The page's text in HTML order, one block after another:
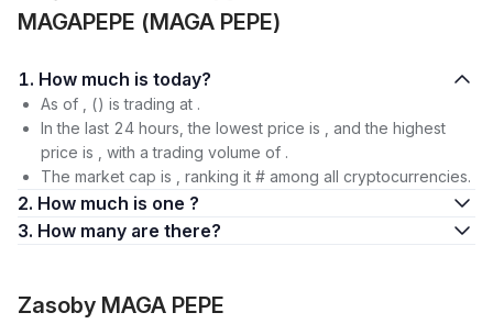
MAGAPEPE (MAGA PEPE)
1. How much is today?
As of , () is trading at .
In the last 24 hours, the lowest price is , and the highest
price is , with a trading volume of .
The market cap is , ranking it # among all cryptocurrencies.
2. How much is one ?
3. How many are there?
Zasoby MAGA PEPE